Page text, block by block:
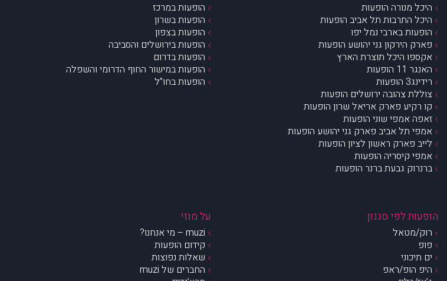
היכל מנורה הופעות
היכל התרבות תל אביב הופעות
הופעות בארבי נמל יפו
פארק הירקון גני יהושע הופעות
אקספו היכל תוצרת הארץ
האנגר 11 הופעות
רידינג3 הופעות
צוללת צהובה ירושלים הופעות
קו רקיע פארק אריאל שרון הופעות
זאפה אמפי שוני הופעות
אמפי תל אביב פארק גני יהושע הופעות
לייב פארק ראשון לציון הופעות
אמפי קיסריה הופעות
ברנרוק גבעת ברנר הופעות
הופעות במרכז
הופעות בשרון
הופעות בצפון
הופעות בירושלים והסביבה
הופעות בדרום
הופעות במישור החוף הדרומי והשפלה
הופעות בחו”ל
הופעות לפי סגנון
רוק/מטאל
פופ
ים תיכוני
היפ הופ/ראפ
על מוזי
muzi – מי אנחנו?
קידום הופעות
שאלות נפוצות
החברים של muzi